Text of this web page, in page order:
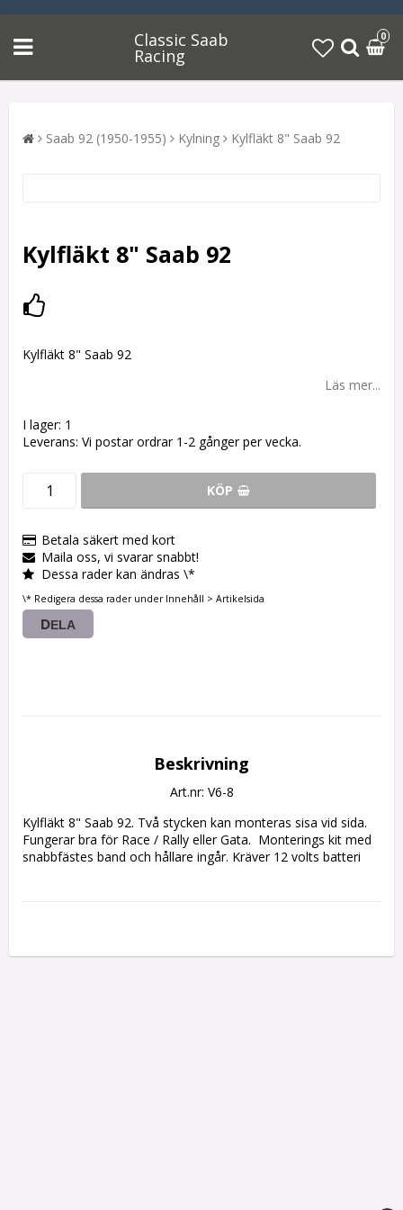
Classic Saab
Racing
0
Saab 92 (1950-1955) Kylning Kylfläkt 8" Saab 92
Kylfläkt 8" Saab 92
Kylfläkt 8" Saab 92
Läs mer...
I lager: 1
Leverans: Vi postar ordrar 1-2 gånger per vecka.
KÖP
Betala säkert med kort
Maila oss, vi svarar snabbt!
Dessa rader kan ändras \*
\* Redigera dessa rader under Innehåll > Artikelsida
DELA
Beskrivning
Art.nr: V6-8
Kylfläkt 8" Saab 92. Två stycken kan monteras sisa vid sida.
Fungerar bra för Race / Rally eller Gata.  Monterings kit med
snabbfästes band och hållare ingår. Kräver 12 volts batteri